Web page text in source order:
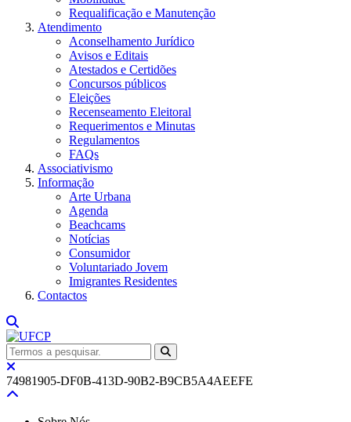
Requalificação e Manutenção
Atendimento
Aconselhamento Jurídico
Avisos e Editais
Atestados e Certidões
Concursos públicos
Eleições
Recenseamento Eleitoral
Requerimentos e Minutas
Regulamentos
FAQs
Associativismo
Informação
Arte Urbana
Agenda
Beachcams
Notícias
Consumidor
Voluntariado Jovem
Imigrantes Residentes
Contactos
74981905-DF0B-413D-90B2-B9CB5A4AEEFE